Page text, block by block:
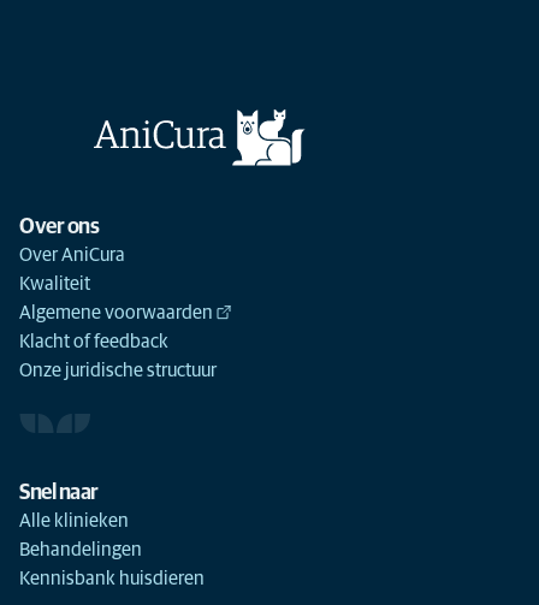
Over ons
Over AniCura
Kwaliteit
Algemene voorwaarden
Klacht of feedback
Onze juridische structuur
Snel naar
Alle klinieken
Behandelingen
Kennisbank huisdieren